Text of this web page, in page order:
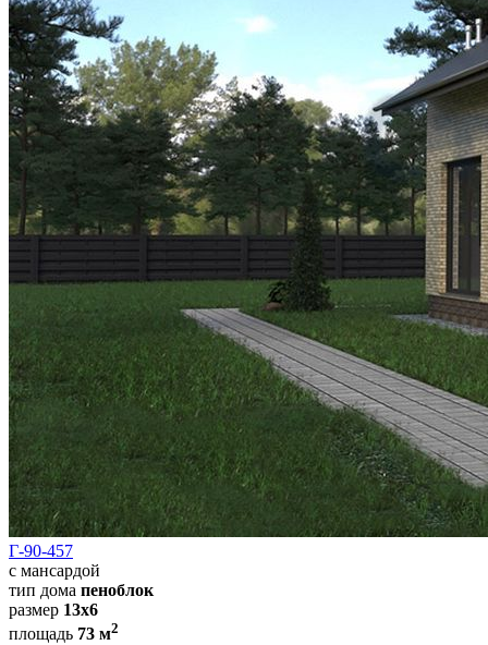
Г-90-457
с мансардой
тип дома пеноблок
размер 13х6
площадь 73 м2